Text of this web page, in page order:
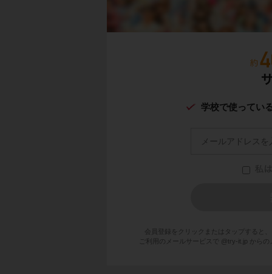
学校で使ってい
会員登録をクリックまたはタップすると、
ご利用のメールサービスで @try-it.jp から